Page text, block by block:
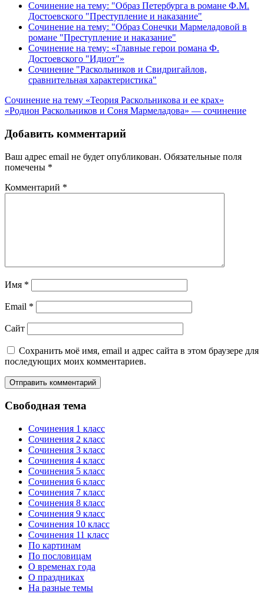
Сочинение на тему: "Образ Петербурга в романе Ф.М.
Достоевского "Преступление и наказание"
Сочинение на тему: "Образ Сонечки Мармеладовой в
романе "Преступление и наказание"
Сочинение на тему: «Главные герои романа Ф.
Достоевского "Идиот"»
Сочинение "Раскольников и Свидригайлов,
сравнительная характеристика"
Навигация
по
записям
Сочинение на тему «Теория Раскольникова и ее крах»
«Родион Раскольников и Соня Мармеладова» — сочинение
Добавить комментарий
Ваш адрес email не будет опубликован. Обязательные поля
помечены *
Комментарий *
Имя *
Email *
Сайт
Сохранить моё имя, email и адрес сайта в этом браузере для
последующих моих комментариев.
Свободная тема
Сочинения 1 класс
Сочинения 2 класс
Сочинения 3 класс
Сочинения 4 класс
Сочинения 5 класс
Сочинения 6 класс
Сочинения 7 класс
Сочинения 8 класс
Сочинения 9 класс
Сочинения 10 класс
Сочинения 11 класс
По картинам
По пословицам
О временах года
О праздниках
На разные темы